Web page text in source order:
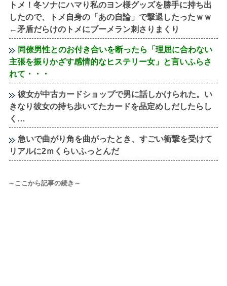
トメ！冬ソナにハマり私のヨン様グッズを勝手に持ち出
したので、トメ自身の「あの自論」で撃退したったｗｗ
←矛盾だらけのトメにブーメラン刺さりまくり
同僚男性とのお付き合いを断ったら「理屈に合わない
主張を振りかざす感情的なヒステリー女」と言いふらさ
れて・・・
彼女が中古カードショップで男に話しかけられた。い
きなり彼女の持ち歩いてたカードを品定めしだしたらし
く…
急いで曲がり角を曲がったとき、すごい衝撃を受けて
リアルに2ｍくらいふっとんだ
～ここから記事の続き～